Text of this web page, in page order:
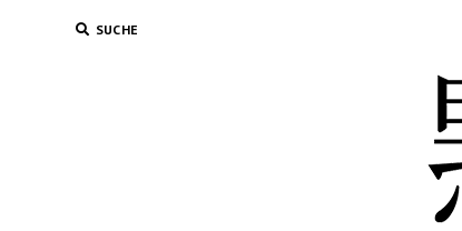
SUCHE